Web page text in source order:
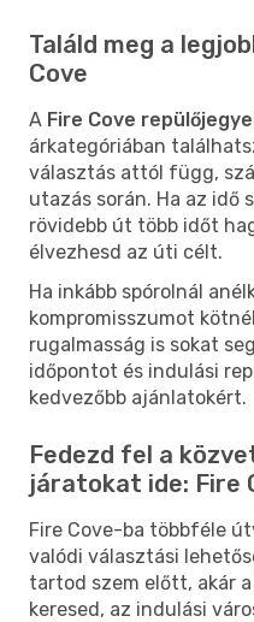
Találd meg a
Cove
A Fire Cove
árkategóriában
választás attól függ,
utazás során. Ha az idő
rövidebb út több időt
élvezhesd az úti célt.
Ha inkább spórolnál
kompromisszumot
rugalmasság is sokat
időpontot és indulási
kedvezőbb ajánlatokért.
Fedezd fel a
járatokat ide: Fire
Fire Cove-ba többféle
valódi választási
tartod szem előtt, akár
keresed, az indulási